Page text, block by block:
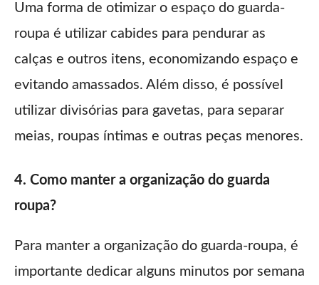
Uma forma de otimizar o espaço do guarda-
roupa é utilizar cabides para pendurar as
calças e outros itens, economizando espaço e
evitando amassados. Além disso, é possível
utilizar divisórias para gavetas, para separar
meias, roupas íntimas e outras peças menores.
4. Como manter a organização do guarda
roupa?
Para manter a organização do guarda-roupa, é
importante dedicar alguns minutos por semana